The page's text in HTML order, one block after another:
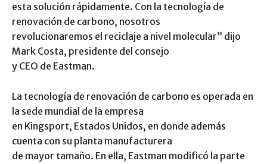
esta solución rápidamente. Con la tecnología de
renovación de carbono, nosotros
revolucionaremos el reciclaje a nivel molecular” dijo
Mark Costa, presidente del consejo
y CEO de Eastman.
La tecnología de renovación de carbono es operada en
la sede mundial de la empresa
en Kingsport, Estados Unidos, en donde además
cuenta con su planta manufacturera
de mayor tamaño. En ella, Eastman modificó la parte